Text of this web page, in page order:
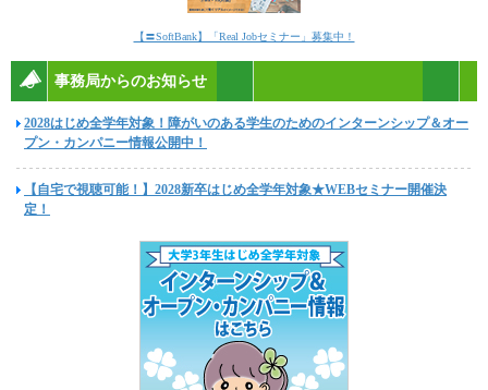
【〓SoftBank】「Real Jobセミナー」募集中！
事務局からのお知らせ
2028はじめ全学年対象！障がいのある学生のためのインターンシップ＆オー
プン・カンパニー情報公開中！
【自宅で視聴可能！】2028新卒はじめ全学年対象★WEBセミナー開催決
定！